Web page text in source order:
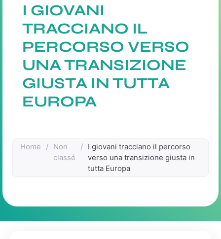
I GIOVANI
TRACCIANO IL
PERCORSO VERSO
UNA TRANSIZIONE
GIUSTA IN TUTTA
EUROPA
Home / Non
classé
/ I giovani tracciano il percorso
verso una transizione giusta in
tutta Europa